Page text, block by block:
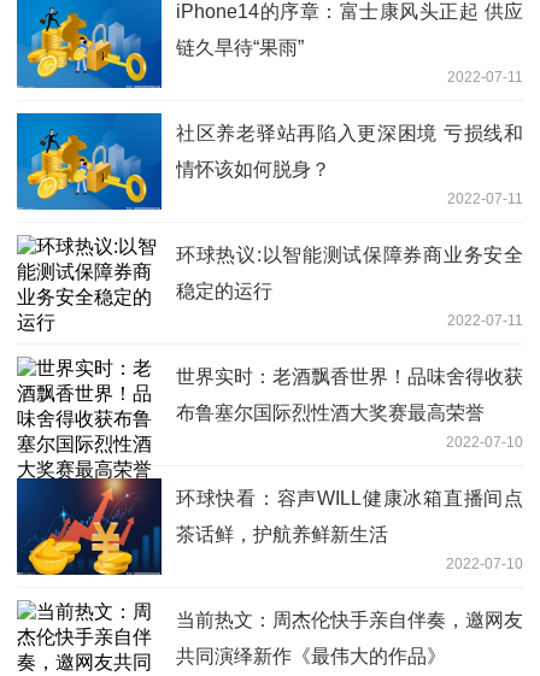
iPhone14的序章：富士康风头正起 供应
链久旱待“果雨”
2022-07-11
社区养老驿站再陷入更深困境 亏损线和
情怀该如何脱身？
2022-07-11
环球热议:以智能测试保障券商业务安全
稳定的运行
2022-07-11
世界实时：老酒飘香世界！品味舍得收获
布鲁塞尔国际烈性酒大奖赛最高荣誉
2022-07-10
环球快看：容声WILL健康冰箱直播间点
茶话鲜，护航养鲜新生活
2022-07-10
当前热文：周杰伦快手亲自伴奏，邀网友
共同演绎新作《最伟大的作品》